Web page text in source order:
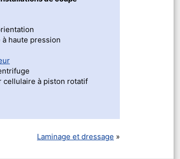
haute pression
cellulaire à piston rotatif
Laminage et dressage